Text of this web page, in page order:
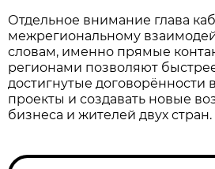
Отдельное внимание глава
межрегиональному
словам, именно прямые
регионами позволяют
достигнутые договорённости
проекты и создавать новые
бизнеса и жителей двух стран.